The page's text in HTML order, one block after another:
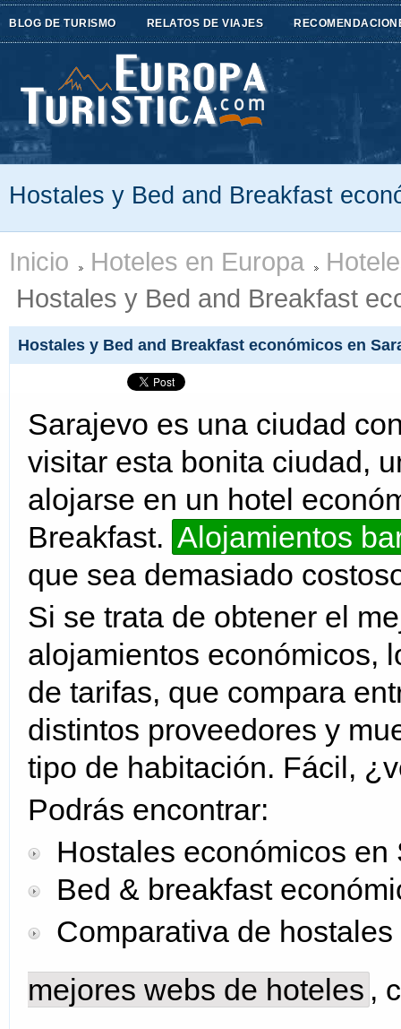
BLOG DE TURISMO RELATOS DE VIAJES
Hostales y Bed and Breakfast
Inicio Hoteles en Europa
Hostales y Bed and Breakfast
Hostales y Bed and Breakfast económicos en
Sarajevo es una ciudad
visitar esta bonita ciudad,
alojarse en un hotel
Breakfast. Alojamientos
que sea demasiado
Si se trata de obtener el
alojamientos económicos,
de tarifas, que compara
distintos proveedores y
tipo de habitación. Fácil,
Podrás encontrar:
Hostales económicos en
Bed & breakfast
Comparativa de
mejores webs de hoteles ,